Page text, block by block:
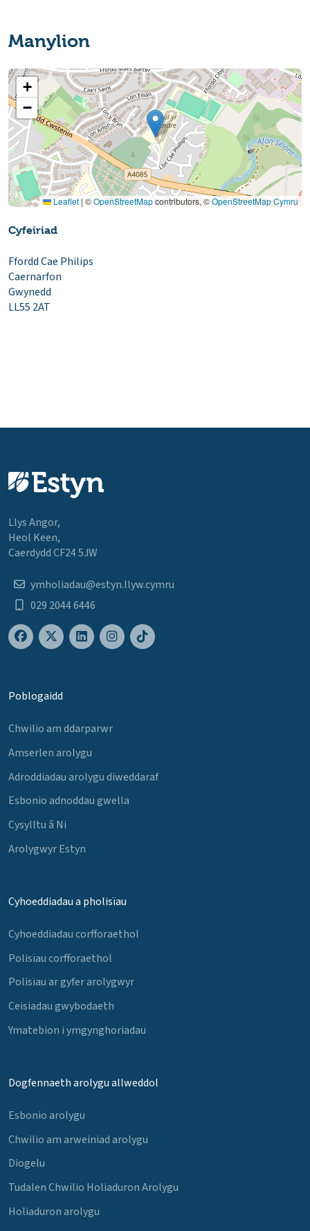
Manylion
+
−
Leaflet | ©OpenStreetMapcontributors, ©OpenStreetMap Cymru
Cyfeiriad
Ffordd Cae Philips
Caernarfon
Gwynedd
LL55 2AT
Llys Angor,
Heol Keen,
Caerdydd CF24 5JW
ymholiadau@estyn.llyw.cymru
029 2044 6446
Poblogaidd
Chwilio am ddarparwr
Amserlen arolygu
Adroddiadau arolygu diweddaraf
Esbonio adnoddau gwella
Cysylltu â Ni
Arolygwyr Estyn
Cyhoeddiadau a pholisïau
Cyhoeddiadau corfforaethol
Polisïau corfforaethol
Polisïau ar gyfer arolygwyr
Ceisiadau gwybodaeth
Ymatebion i ymgynghoriadau
Dogfennaeth arolygu allweddol
Esbonio arolygu
Chwilio am arweiniad arolygu
Diogelu
Tudalen Chwilio Holiaduron Arolygu
Holiaduron arolygu